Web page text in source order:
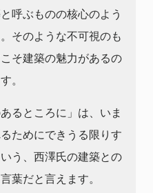
呼ぶものの核心のよう
そのような不可視のも
そ建築の魅力があるの
。
るところに」は、いま
ためにできうる限りす
う、西澤氏の建築との
葉だと言えます。